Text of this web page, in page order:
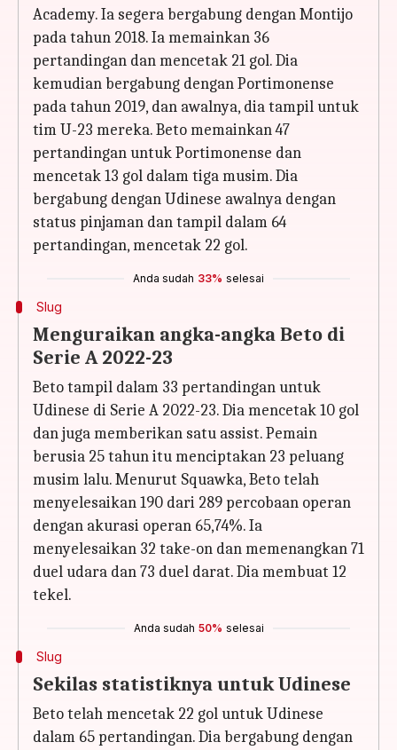
Academy. Ia segera bergabung dengan Montijo
pada tahun 2018. Ia memainkan 36
pertandingan dan mencetak 21 gol. Dia
kemudian bergabung dengan Portimonense
pada tahun 2019, dan awalnya, dia tampil untuk
tim U-23 mereka. Beto memainkan 47
pertandingan untuk Portimonense dan
mencetak 13 gol dalam tiga musim. Dia
bergabung dengan Udinese awalnya dengan
status pinjaman dan tampil dalam 64
pertandingan, mencetak 22 gol.
Anda sudah 33% selesai
Slug
Menguraikan angka-angka Beto di
Serie A 2022-23
Beto tampil dalam 33 pertandingan untuk
Udinese di Serie A 2022-23. Dia mencetak 10 gol
dan juga memberikan satu assist. Pemain
berusia 25 tahun itu menciptakan 23 peluang
musim lalu. Menurut Squawka, Beto telah
menyelesaikan 190 dari 289 percobaan operan
dengan akurasi operan 65,74%. Ia
menyelesaikan 32 take-on dan memenangkan 71
duel udara dan 73 duel darat. Dia membuat 12
tekel.
Anda sudah 50% selesai
Slug
Sekilas statistiknya untuk Udinese
Beto telah mencetak 22 gol untuk Udinese
dalam 65 pertandingan. Dia bergabung dengan